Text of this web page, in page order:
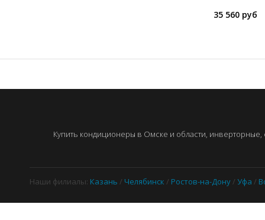
35 560 руб
Купить кондиционеры в Омске и области,
Наши филиалы: Казань / Челябинск / Ростов-на-Дону/ Уфа /